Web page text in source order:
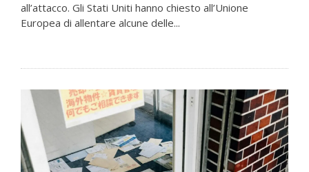
all’attacco. Gli Stati Uniti hanno chiesto all’Unione
Europea di allentare alcune delle...